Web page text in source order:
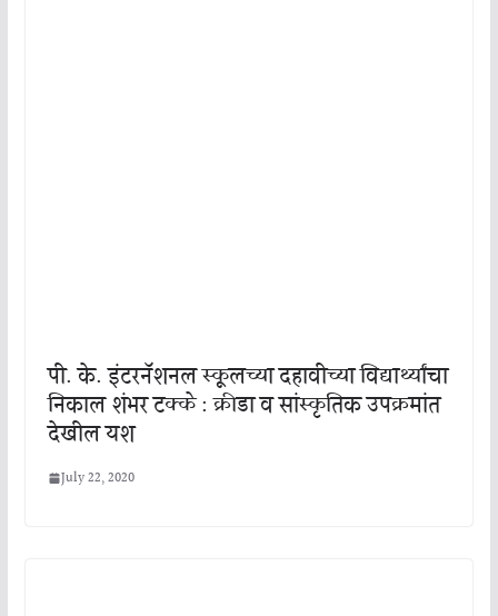
पी. के. इंटरनॅशनल स्कूलच्या दहावीच्या विद्यार्थ्यांचा
निकाल शंभर टक्के : क्रीडा व सांस्कृतिक उपक्रमांत
देखील यश
July 22, 2020